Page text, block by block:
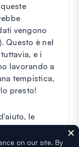
vengono
Questo è nel
e i
lavorando a
tempistica,
presto!
le